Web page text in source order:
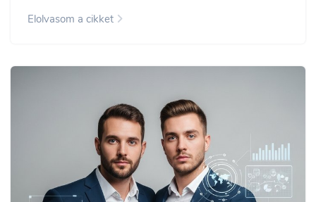
Elolvasom a cikket